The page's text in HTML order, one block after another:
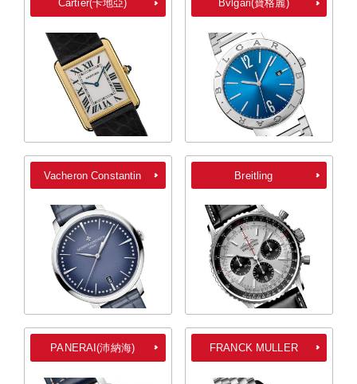
Cartier(卡地亞) Bvlgari(寶格麗)
Vacheron Constantin Breitling
PANERAI(沛納海) FRANCK MULLER